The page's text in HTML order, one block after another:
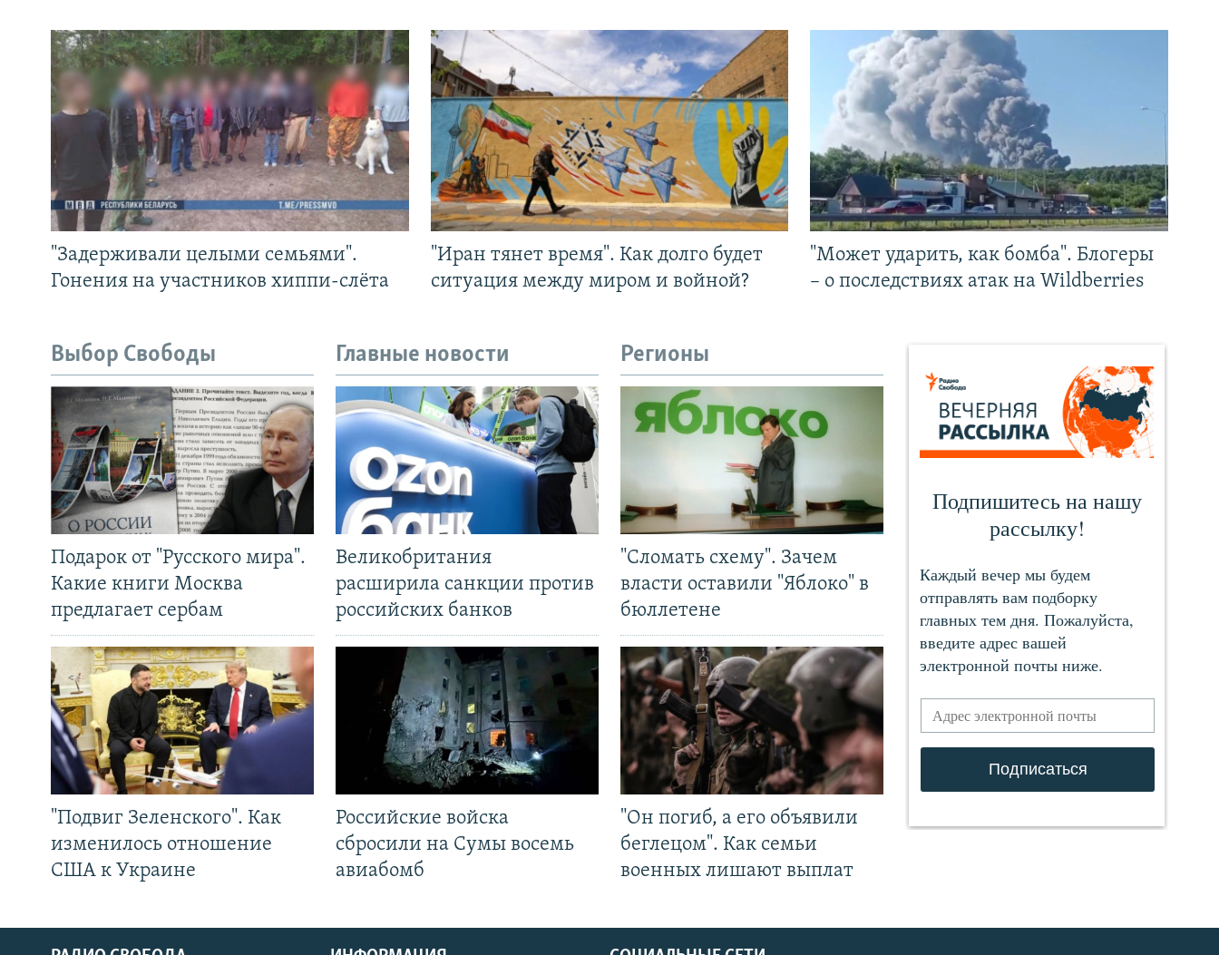
"Задерживали целыми семьями".
Гонения на участников хиппи-слёта
"Иран тянет время". Как долго будет
ситуация между миром и войной?
"Может ударить, как бомба". Блогеры
– о последствиях атак на Wildberries
Выбор Свободы
Подарок от "Русского мира".
Какие книги Москва
предлагает сербам
"Подвиг Зеленского". Как
изменилось отношение
США к Украине
Главные новости
Великобритания
расширила санкции против
российских банков
Российские войска
сбросили на Сумы восемь
авиабомб
Регионы
"Сломать схему". Зачем
власти оставили "Яблоко" в
бюллетене
"Он погиб, а его объявили
беглецом". Как семьи
военных лишают выплат